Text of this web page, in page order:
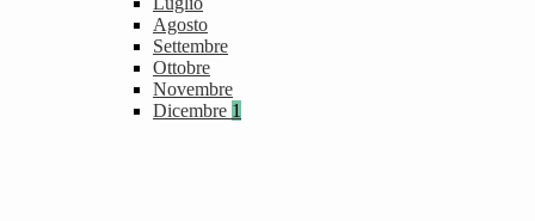
Agosto
Settembre
Ottobre
Novembre
Dicembre 1